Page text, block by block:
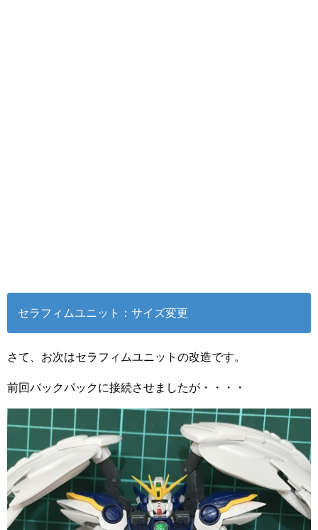
セラフィムユニット：サイズ変更
さて、お次はセラフィムユニットの改造です。
前回バックパックに接続させましたが・・・・